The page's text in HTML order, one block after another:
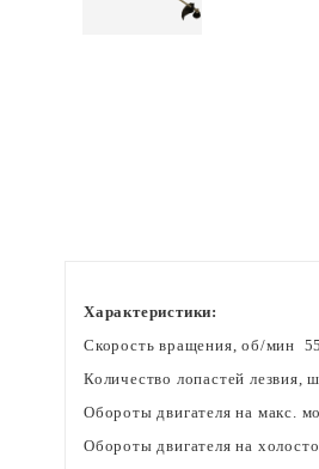
Характеристики:
Скорость вращения, об/мин
Количество лопастей лезвия,
Обороты двигателя на макс.
Обороты двигателя на